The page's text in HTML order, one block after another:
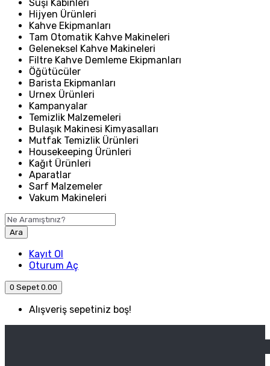
Suşi Kabinleri
Hijyen Ürünleri
Kahve Ekipmanları
Tam Otomatik Kahve Makineleri
Geleneksel Kahve Makineleri
Filtre Kahve Demleme Ekipmanları
Öğütücüler
Barista Ekipmanları
Urnex Ürünleri
Kampanyalar
Temizlik Malzemeleri
Bulaşık Makinesi Kimyasalları
Mutfak Temizlik Ürünleri
Housekeeping Ürünleri
Kağıt Ürünleri
Aparatlar
Sarf Malzemeler
Vakum Makineleri
Ara
Kayıt Ol
Oturum Aç
0 Sepet 0.00
Alışveriş sepetiniz boş!